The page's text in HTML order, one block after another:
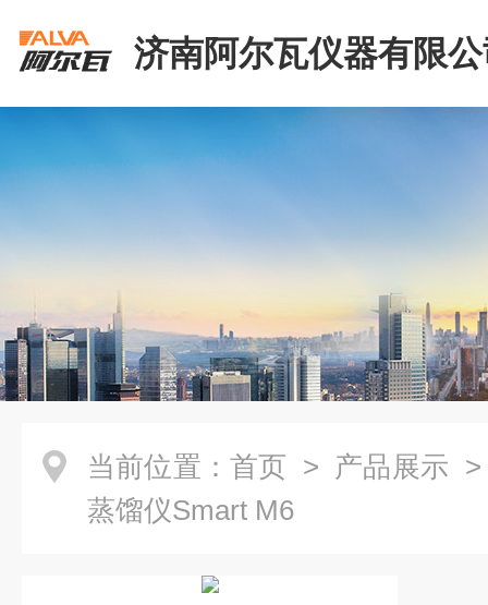
济南阿尔瓦仪器有限
当前位置： 首页 > 产品展示
蒸馏仪Smart M6